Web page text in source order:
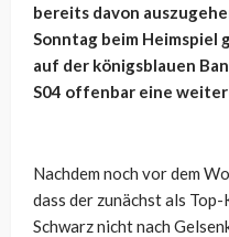
bereits davon
Sonntag beim Heimspiel
auf der königsblauen
S04 offenbar eine
Nachdem noch vor dem
dass der zunächst als
Schwarz nicht nach